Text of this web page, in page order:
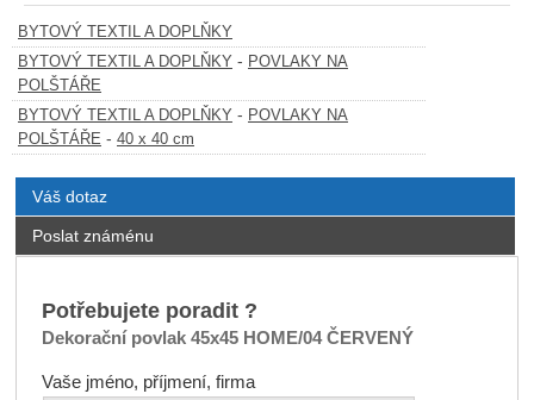
BYTOVÝ TEXTIL A DOPLŇKY
BYTOVÝ TEXTIL A DOPLŇKY - POVLAKY NA
POLŠTÁŘE
BYTOVÝ TEXTIL A DOPLŇKY - POVLAKY NA
POLŠTÁŘE - 40 x 40 cm
Váš dotaz
Poslat známénu
Potřebujete poradit ?
Dekorační povlak 45x45 HOME/04 ČERVENÝ
Vaše jméno, příjmení, firma